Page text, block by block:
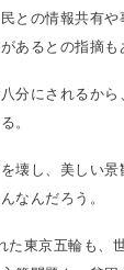
との情報共有
あるとの指摘も
分にされるか
。
壊し、美しい
なんだろう。
た東京五輪も、